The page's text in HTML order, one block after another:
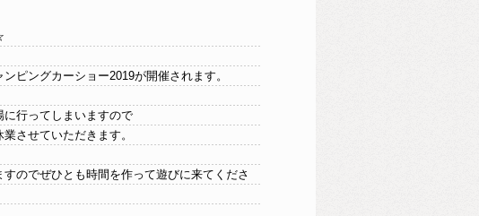
ピングカーショー2019が開催されます。
行ってしまいますので
させていただきます。
のでぜひとも時間を作って遊びに来てくださ